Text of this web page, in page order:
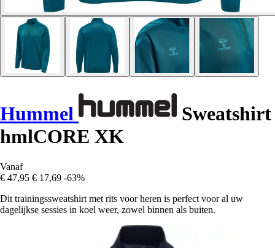
Hummel
Sweatshirt
hmlCORE XK
Vanaf
€ 47,95 € 17,69 -63%
Dit trainingssweatshirt met rits voor heren is perfect voor al uw
dagelijkse sessies in koel weer, zowel binnen als buiten.